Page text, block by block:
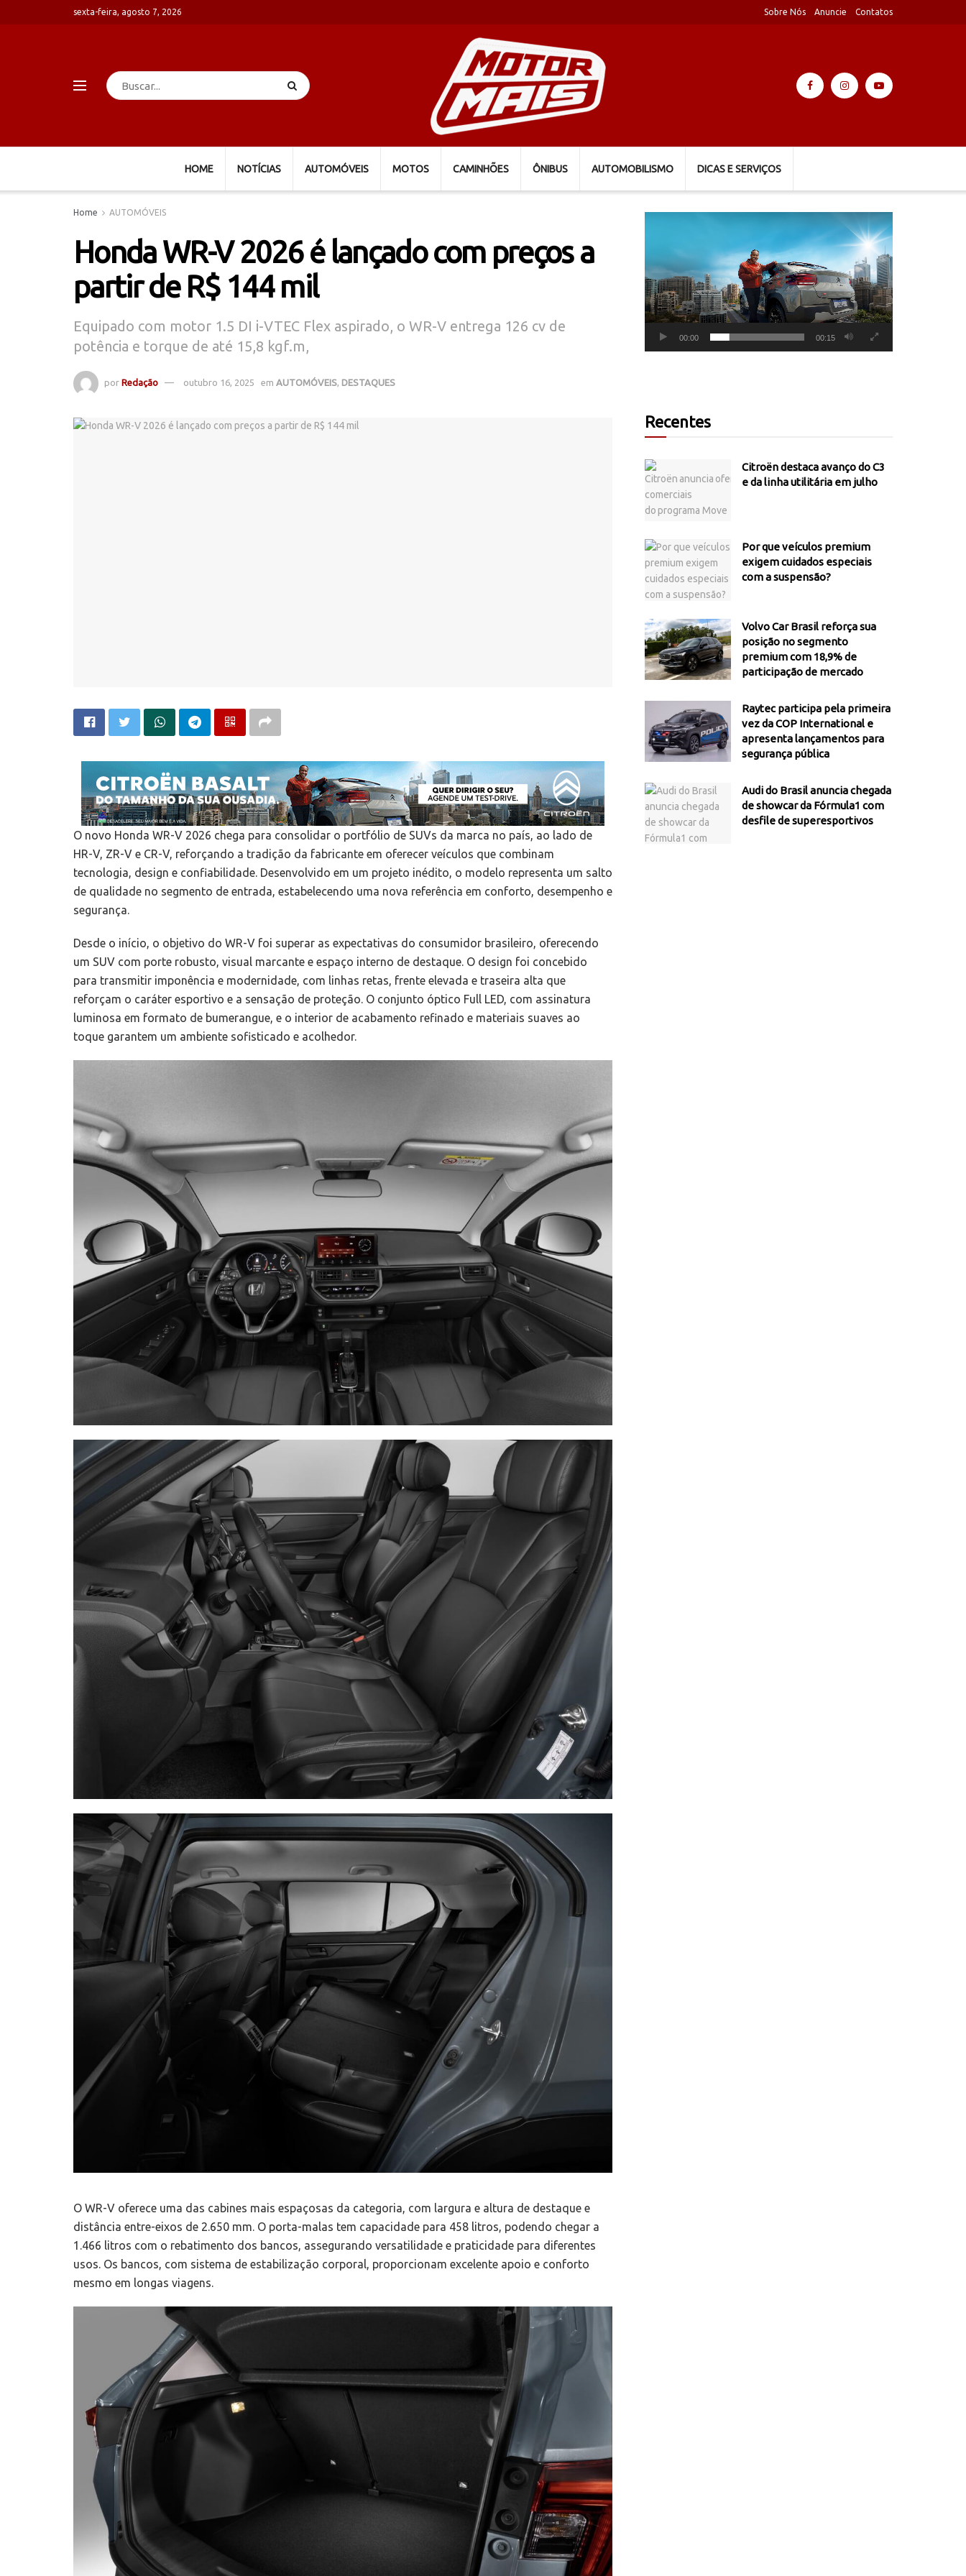
sexta-feira, agosto 7, 2026 Sobre Nós Anuncie Contatos
HOME NOTÍCIAS AUTOMÓVEIS MOTOS CAMINHÕES ÔNIBUS AUTOMOBILISMO DICAS E SERVIÇOS
Home AUTOMÓVEIS
Honda WR-V 2026 é lançado com preços a
partir de R$ 144 mil
Equipado com motor 1.5 DI i-VTEC Flex aspirado, o WR-V entrega 126 cv de
potência e torque de até 15,8 kgf.m,
por Redação outubro 16, 2025 em AUTOMÓVEIS DESTAQUES
O novo Honda WR-V 2026 chega para consolidar o portfólio de SUVs da marca no país, ao lado de
HR-V, ZR-V e CR-V, reforçando a tradição da fabricante em oferecer veículos que combinam
tecnologia, design e confiabilidade. Desenvolvido em um projeto inédito, o modelo representa um salto
de qualidade no segmento de entrada, estabelecendo uma nova referência em conforto, desempenho e
segurança.
Desde o início, o objetivo do WR-V foi superar as expectativas do consumidor brasileiro, oferecendo
um SUV com porte robusto, visual marcante e espaço interno de destaque. O design foi concebido
para transmitir imponência e modernidade, com linhas retas, frente elevada e traseira alta que
reforçam o caráter esportivo e a sensação de proteção. O conjunto óptico Full LED, com assinatura
luminosa em formato de bumerangue, e o interior de acabamento refinado e materiais suaves ao
toque garantem um ambiente sofisticado e acolhedor.
O WR-V oferece uma das cabines mais espaçosas da categoria, com largura e altura de destaque e
distância entre-eixos de 2.650 mm. O porta-malas tem capacidade para 458 litros, podendo chegar a
1.466 litros com o rebatimento dos bancos, assegurando versatilidade e praticidade para diferentes
usos. Os bancos, com sistema de estabilização corporal, proporcionam excelente apoio e conforto
mesmo em longas viagens.
00:00 00:15
Recentes
Citroën destaca avanço do C3
e da linha utilitária em julho
Por que veículos premium
exigem cuidados especiais
com a suspensão?
Volvo Car Brasil reforça sua
posição no segmento
premium com 18,9% de
participação de mercado
Raytec participa pela primeira
vez da COP International e
apresenta lançamentos para
segurança pública
Audi do Brasil anuncia chegada
de showcar da Fórmula1 com
desfile de superesportivos